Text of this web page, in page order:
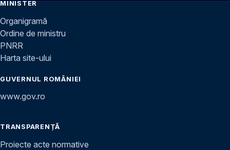
MINISTER
Organigramă
Ordine de ministru
PNRR
Harta site-ului
GUVERNUL ROMÂNIEI
www.gov.ro
TRANSPARENȚĂ
Proiecte acte normative